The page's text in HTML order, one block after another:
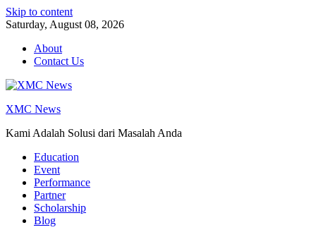
Skip to content
Saturday, August 08, 2026
About
Contact Us
XMC News
Kami Adalah Solusi dari Masalah Anda
Education
Event
Performance
Partner
Scholarship
Blog